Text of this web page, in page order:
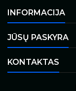
INFORMACIJA
JŪSŲ PASKYRA
KONTAKTAS